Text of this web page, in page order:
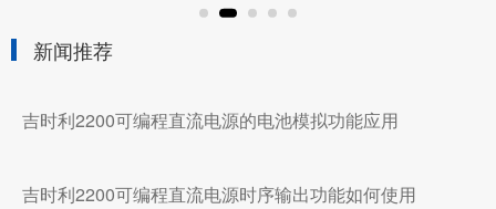
新闻推荐
吉时利2200可编程直流电源的电池模拟功能应用
吉时利2200可编程直流电源时序输出功能如何使用